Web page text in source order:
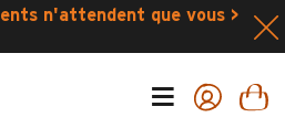
n'attendent que vous >